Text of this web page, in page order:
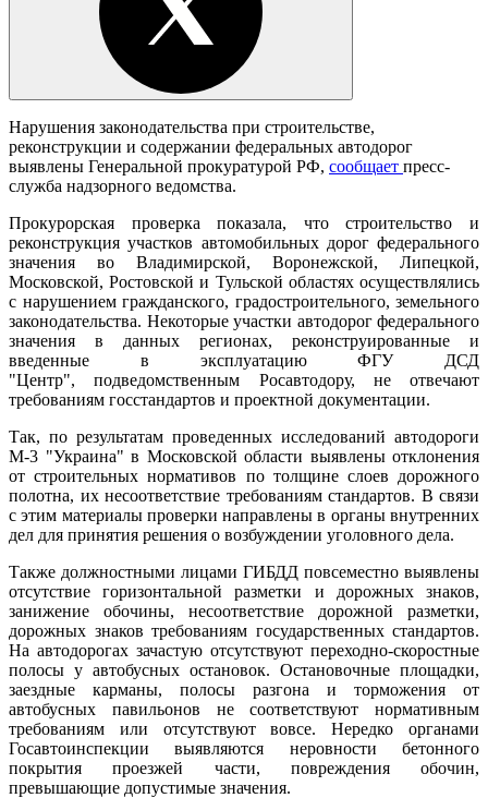
Нарушения законодательства при строительстве,
реконструкции и содержании федеральных автодорог
выявлены Генеральной прокуратурой РФ, сообщает пресс-
служба надзорного ведомства.
Прокурорская проверка показала, что строительство и
реконструкция участков автомобильных дорог федерального
значения во Владимирской, Воронежской, Липецкой,
Московской, Ростовской и Тульской областях осуществлялись
с нарушением гражданского, градостроительного, земельного
законодательства. Некоторые участки автодорог федерального
значения в данных регионах, реконструированные и
введенные в эксплуатацию ФГУ ДСД
"Центр", подведомственным Росавтодору, не отвечают
требованиям госстандартов и проектной документации.
Так, по результатам проведенных исследований автодороги
М-3 "Украина" в Московской области выявлены отклонения
от строительных нормативов по толщине слоев дорожного
полотна, их несоответствие требованиям стандартов. В связи
с этим материалы проверки направлены в органы внутренних
дел для принятия решения о возбуждении уголовного дела.
Также должностными лицами ГИБДД повсеместно выявлены
отсутствие горизонтальной разметки и дорожных знаков,
занижение обочины, несоответствие дорожной разметки,
дорожных знаков требованиям государственных стандартов.
На автодорогах зачастую отсутствуют переходно-скоростные
полосы у автобусных остановок. Остановочные площадки,
заездные карманы, полосы разгона и торможения от
автобусных павильонов не соответствуют нормативным
требованиям или отсутствуют вовсе. Нередко органами
Госавтоинспекции выявляются неровности бетонного
покрытия проезжей части, повреждения обочин,
превышающие допустимые значения.